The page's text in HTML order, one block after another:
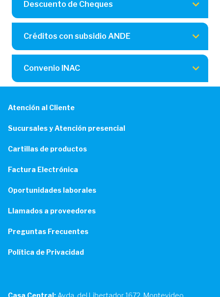
Descuento de Cheques
Créditos con subsidio ANDE
Convenio INAC
Atención al Cliente
Sucursales y Atención presencial
Cartillas de productos
Factura Electrónica
Oportunidades laborales
Llamados a proveedores
Preguntas Frecuentes
Política de Privacidad
Casa Central: Avda. del Libertador 1672. Montevideo,